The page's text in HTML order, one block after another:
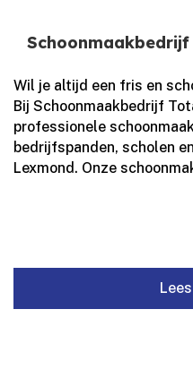
Wil je altijd een fris en
Bij Schoonmaakbedrijf
professionele
bedrijfspanden, scholen
Lexmond.​ Onze